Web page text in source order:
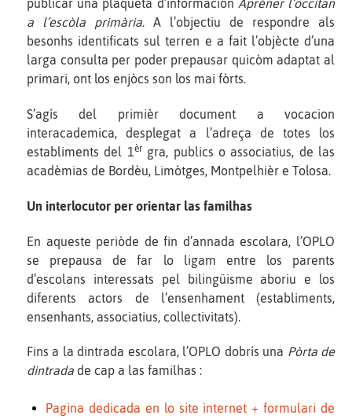
publicar una plaqueta d’informacion Apréner l’occitan
a l’escòla primària. A l’objectiu de respondre als
besonhs identificats sul terren e a fait l’objècte d’una
larga consulta per poder prepausar quicòm adaptat al
primari, ont los enjòcs son los mai fòrts.
S’agís del primièr document a vocacion
interacademica, desplegat a l’adreça de totes los
establiments del 1èrgra, publics o associatius, de las
acadèmias de Bordèu, Limòtges, Montpelhièr e Tolosa.
Un interlocutor per orientar las familhas
En aqueste periòde de fin d’annada escolara, l’OPLO
se prepausa de far lo ligam entre los parents
d’escolans interessats pel bilingüisme aboriu e los
diferents actors de l’ensenhament (establiments,
ensenhants, associatius, collectivitats).
Fins a la dintrada escolara, l’OPLO dobrís una Pòrta de
dintrada de cap a las familhas :
Pagina dedicada en lo site internet + formulari de